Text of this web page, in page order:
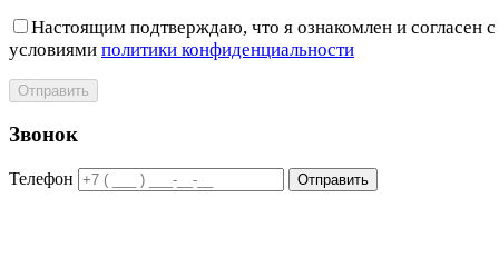
Настоящим подтверждаю, что я ознакомлен и согласен с
условиями политики конфиденциальности
Отправить
Звонок
Телефон Отправить